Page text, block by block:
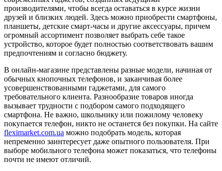
производителями, чтобы всегда оставаться в курсе жизни
друзей и близких людей. Здесь можно приобрести смартфоны,
планшеты, детские смарт-часы и другие аксессуары, причем
огромный ассортимент позволяет выбрать себе такое
устройство, которое будет полностью соответствовать вашим
предпочтениям и согласно бюджету.
В онлайн-магазине представлены разные модели, начиная от
обычных кнопочных телефонов, и заканчивая более
усовершенствованными гаджетами, для самого
требовательного клиента. Разнообразие товаров иногда
вызывает трудности с подбором самого подходящего
смартфона. Не важно, школьнику или пожилому человеку
покупается телефон, никто не останется без покупки. На сайте
fleximarket.com.ua можно подобрать модель, которая
непременно заинтересует даже опытного пользователя. При
выборе мобильного телефона может показаться, что телефоны
почти не имеют отличий.